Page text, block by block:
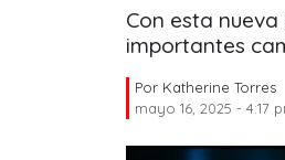
Con esta
importantes
Por Katherine Torres
mayo 16, 2025 - 4:17